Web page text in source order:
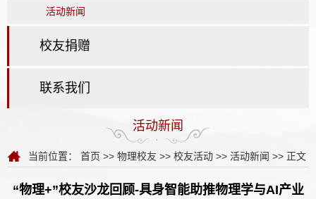
活动新闻
校友捐赠
联系我们
活动新闻
当前位置： 首页 >> 物理校友 >> 校友活动 >> 活动新闻 >> 正文
“物理+”校友沙龙回顾-具身智能助推物理学与AI产业